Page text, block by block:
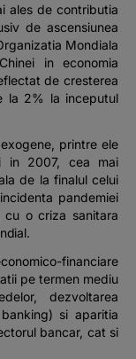
ales de contributia
de ascensiunea
Mondiala
in economia
de cresterea
la 2% la inceputul
printre ele
in 2007, cea mai
de la finalul celui
pandemiei
o criza sanitara
financiare
pe termen mediu
dezvoltarea
) si aparitia
bancar, cat si